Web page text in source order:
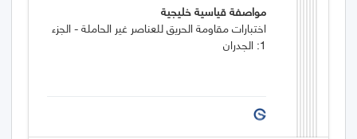
مواصفة قياسية خليجية
اختبارات مقاومة الحريق للعناصر غير الحاملة - الجزء
1: الجدران